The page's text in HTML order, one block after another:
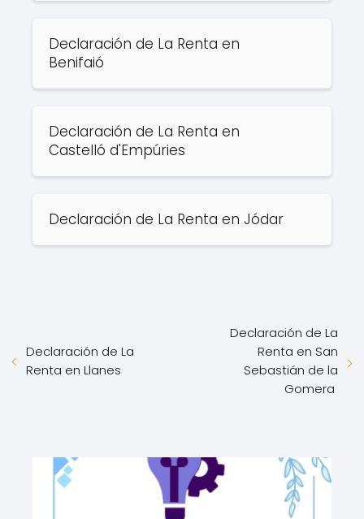
Declaración de La Renta en
Benifaió
Declaración de La Renta en
Castelló d'Empúries
Declaración de La Renta en Jódar
Declaración de La
Renta en Llanes
Declaración de La
Renta en San
Sebastián de la
Gomera